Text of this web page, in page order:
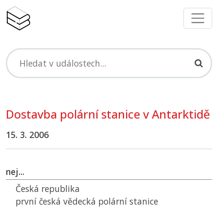
Dostavba polární stanice v Antarktidě
15. 3. 2006
nej...
Česká republika
první česká vědecká polární stanice